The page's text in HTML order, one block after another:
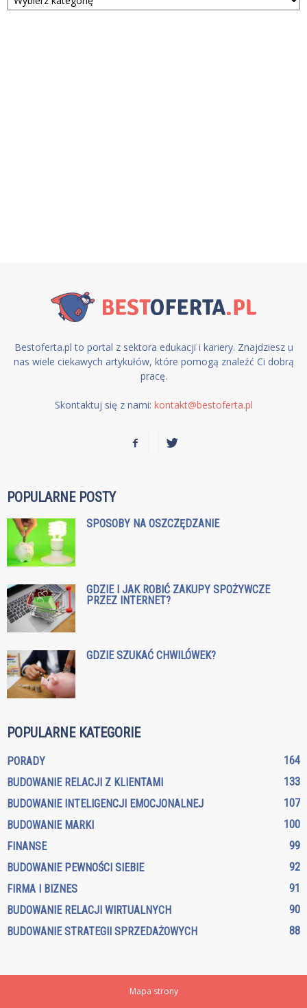
Bestoferta.pl to portal z sektora edukacji i kariery. Znajdziesz u
nas wiele ciekawych artykułów, które pomogą znaleźć Ci dobrą
pracę.
Skontaktuj się z nami: kontakt@bestoferta.pl
POPULARNE POSTY
SPOSOBY NA OSZCZĘDZANIE
GDZIE I JAK ROBIĆ ZAKUPY SPOŻYWCZE
PRZEZ INTERNET?
GDZIE SZUKAĆ CHWILÓWEK?
POPULARNE KATEGORIE
PORADY
164
BUDOWANIE RELACJI Z KLIENTAMI
133
BUDOWANIE INTELIGENCJI EMOCJONALNEJ
107
BUDOWANIE MARKI
100
FINANSE
99
BUDOWANIE PEWNOŚCI SIEBIE
92
FIRMA I BIZNES
91
BUDOWANIE RELACJI WIRTUALNYCH
90
BUDOWANIE STRATEGII SPRZEDAŻOWYCH
88
Mapa strony